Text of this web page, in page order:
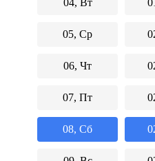
04, Вт
05, Ср
06, Чт
07, Пт
08, Сб